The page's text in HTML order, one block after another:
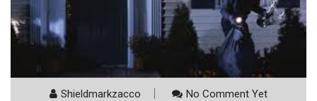
Shieldmarkzacco No Comment Yet